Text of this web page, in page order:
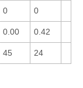
0 0
0.00 0.42
45 24